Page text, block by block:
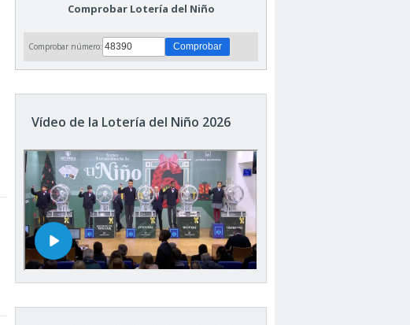
Comprobar Lotería del Niño
Comprobar número:
Vídeo de la Lotería del Niño 2026